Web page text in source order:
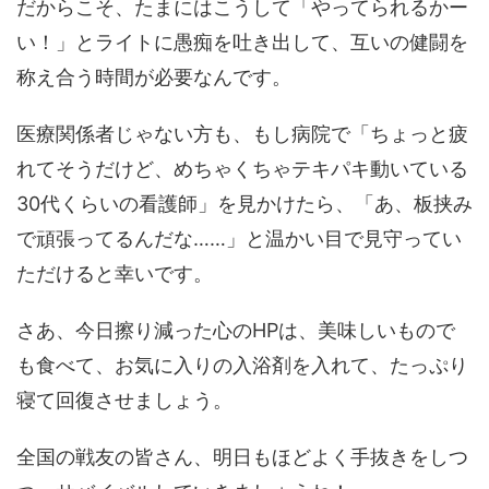
だからこそ、たまにはこうして「やってられるかー
い！」とライトに愚痴を吐き出して、互いの健闘を
称え合う時間が必要なんです。
医療関係者じゃない方も、もし病院で「ちょっと疲
れてそうだけど、めちゃくちゃテキパキ動いている
30代くらいの看護師」を見かけたら、「あ、板挟み
で頑張ってるんだな……」と温かい目で見守ってい
ただけると幸いです。
さあ、今日擦り減った心のHPは、美味しいもので
も食べて、お気に入りの入浴剤を入れて、たっぷり
寝て回復させましょう。
全国の戦友の皆さん、明日もほどよく手抜きをしつ